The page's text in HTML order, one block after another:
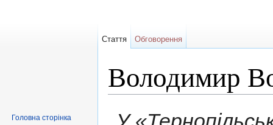
Володимир
Стаття Обговорення
Головна сторінка